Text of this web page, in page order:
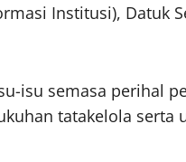
Institusi), Datuk
isu semasa perihal
tatakelola serta